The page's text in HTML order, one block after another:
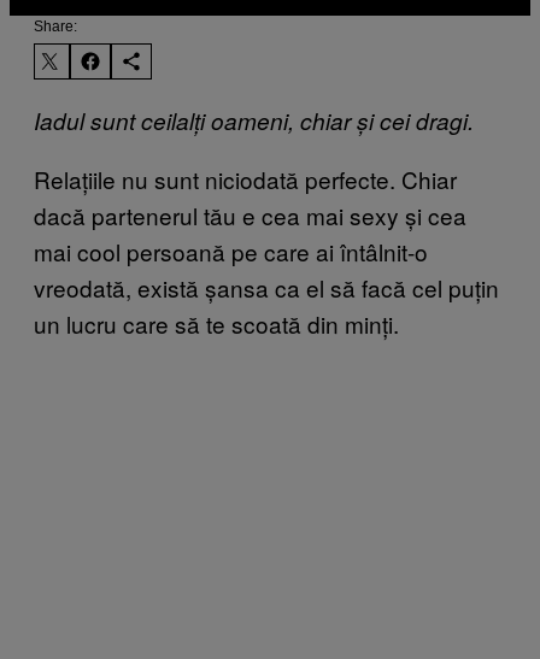
Share:
Iadul sunt ceilalți oameni, chiar și cei dragi.
Relațiile nu sunt niciodată perfecte. Chiar
dacă partenerul tău e cea mai sexy și cea
mai cool persoană pe care ai întâlnit-o
vreodată, există șansa ca el să facă cel puțin
un lucru care să te scoată din minți.